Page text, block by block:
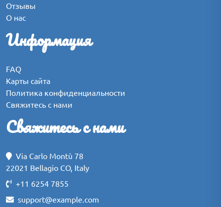
Отзывы
О нас
Информация
FAQ
Карты сайта
Политика конфиденциальности
Свяжитесь с нами
Свяжитесь с нами
Via Carlo Montù 78
22021 Bellagio CO, Italy
+11 6254 7855
support@example.com